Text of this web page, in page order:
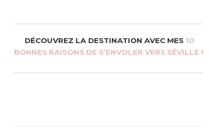
DÉCOUVREZ LA DESTINATION AVEC MES 10
BONNES RAISONS DE S’ENVOLER VERS SÉVILLE !